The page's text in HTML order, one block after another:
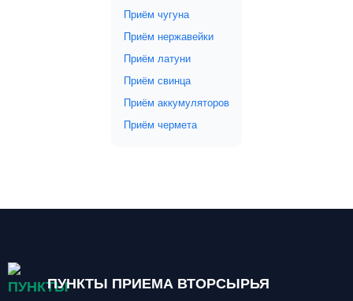
Приём чугуна
Приём нержавейки
Приём латуни
Приём свинца
Приём аккумуляторов
Приём чермета
ПУНКТЫ ПРИЕМА ВТОРСЫРЬЯ